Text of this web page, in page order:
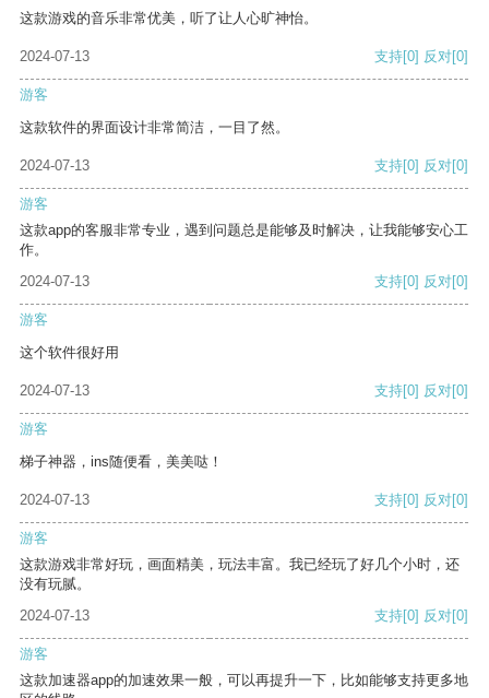
这款游戏的音乐非常优美，听了让人心旷神怡。
2024-07-13 支持[0] 反对[0]
游客
这款软件的界面设计非常简洁，一目了然。
2024-07-13 支持[0] 反对[0]
游客
这款app的客服非常专业，遇到问题总是能够及时解决，让我能够安心工
作。
2024-07-13
支持[0] 反对[0]
游客
这个软件很好用
2024-07-13 支持[0] 反对[0]
游客
梯子神器，ins随便看，美美哒！
2024-07-13 支持[0] 反对[0]
游客
这款游戏非常好玩，画面精美，玩法丰富。我已经玩了好几个小时，还
没有玩腻。
2024-07-13
支持[0] 反对[0]
游客
这款加速器app的加速效果一般，可以再提升一下，比如能够支持更多地